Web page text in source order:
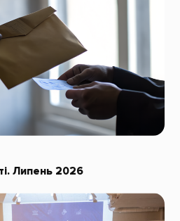
Липень 2026